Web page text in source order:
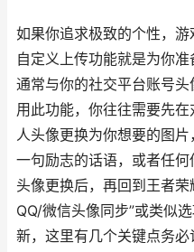
如果你追求极致的个性，
自定义上传功能就是为你
通常与你的社交平台账号
用此功能，你往往需要先
人头像更换为你想要的图片
一句励志的话语，或者任
头像更换后，再回到王者
QQ/微信头像同步”或类似
新，这里有几个关键点务